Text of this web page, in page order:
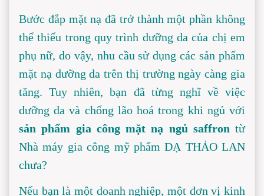
Bước đắp mặt nạ đã trở thành một phần không
thể thiếu trong quy trình dưỡng da của chị em
phụ nữ, do vậy, nhu cầu sử dụng các sản phẩm
mặt nạ dưỡng da trên thị trường ngày càng gia
tăng. Tuy nhiên, bạn đã từng nghĩ về việc
sản phẩm gia công mặt nạ ngủ saffron từ
Nhà máy gia công mỹ phẩm DẠ THẢO LAN
chưa?
Nếu bạn là một doanh nghiệp, một đơn vị kinh